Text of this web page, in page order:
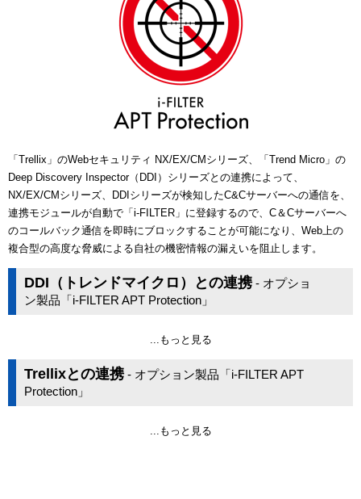
「Trellix」のWebセキュリティ NX/EX/CMシリーズ、「Trend Micro」の
Deep Discovery Inspector（DDI）シリーズとの連携によって、
NX/EX/CMシリーズ、DDIシリーズが検知したC&Cサーバーへの通信を、
連携モジュールが自動で「i-FILTER」に登録するので、C＆Cサーバーへ
のコールバック通信を即時にブロックすることが可能になり、Web上の
複合型の高度な脅威による自社の機密情報の漏えいを阻止します。
DDI（トレンドマイクロ）との連携- オプショ
ン製品「i-FILTER APT Protection」
...もっと見る
Trellixとの連携- オプション製品「i-FILTER APT
Protection」
...もっと見る